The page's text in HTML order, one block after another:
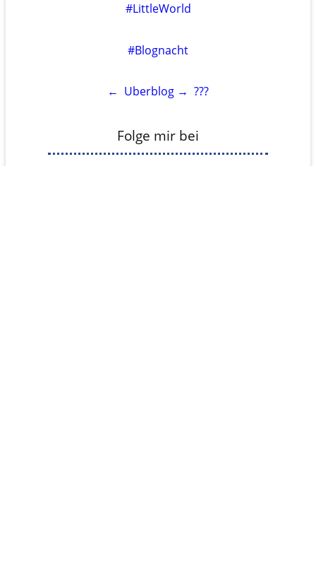
#LittleWorld
#Blognacht
← Uberblog → ???
Folge mir bei